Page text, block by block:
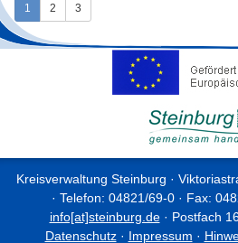
1 2 3
Kreisverwaltung Steinburg ·
· Telefon: 04821/69-0 · Fax:
info[at]steinburg.de· Postfach
Datenschutz· Impressum ·